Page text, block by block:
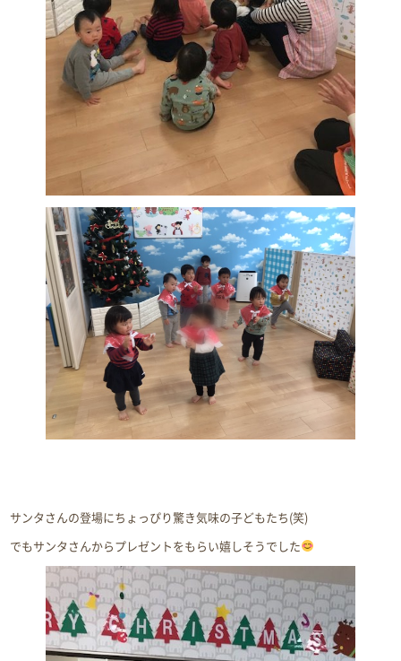
サンタさんの登場にちょっぴり驚き気味の子どもたち(笑)
でもサンタさんからプレゼントをもらい嬉しそうでした